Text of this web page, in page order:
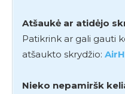
Atšaukė ar atidėjo
Patikrink ar gali gauti
atšaukto skrydžio:
Nieko nepamiršk